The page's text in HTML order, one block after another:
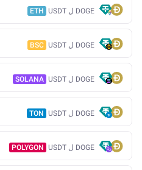
DOGE ل USDT ETH
DOGE ل USDT BSC
DOGE ل USDT SOLANA
DOGE ل USDT TON
DOGE ل USDT POLYGON